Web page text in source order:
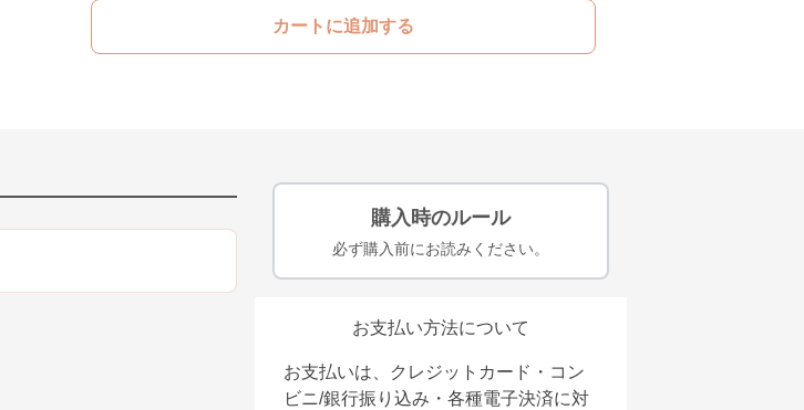
カートに追加する
購入時のルール
必ず購入前にお読みください。
お支払い方法について
お支払いは、クレジットカード・コン
ビニ/銀行振り込み・各種電子決済に対